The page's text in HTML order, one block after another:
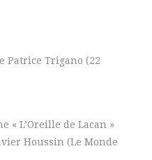
Patrice Trigano (22
« L’Oreille de Lacan »
Houssin (Le Monde